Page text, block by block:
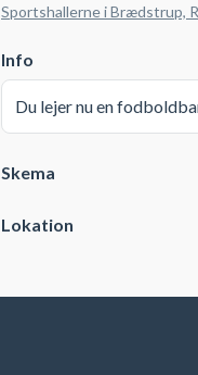
Sportshallerne i Brædstrup,
Info
Du lejer nu en
Skema
Lokation